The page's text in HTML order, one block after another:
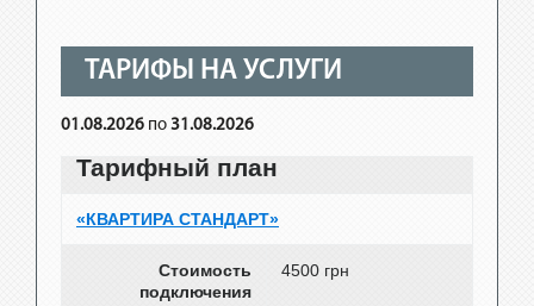
ТАРИФЫ НА УСЛУГИ
01.08.2026 по 31.08.2026
Тарифный план
«КВАРТИРА СТАНДАРТ»
Стоимость
подключения
4500 грн